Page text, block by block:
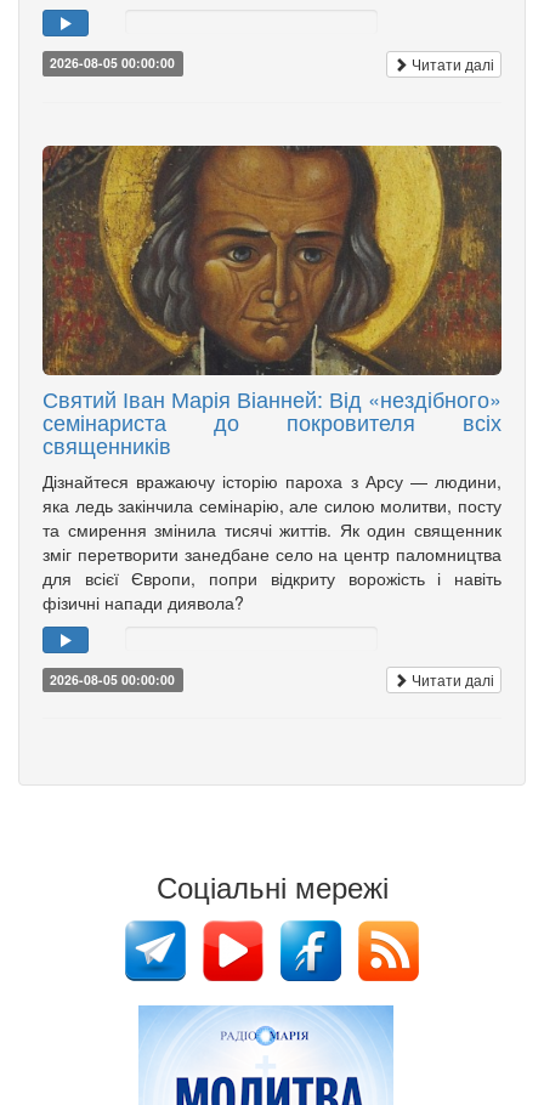
2026-08-05 00:00:00 Читати далі
Святий Іван Марія Віанней: Від «нездібного»
семінариста до покровителя всіх
священників
Дізнайтеся вражаючу історію пароха з Арсу — людини,
яка ледь закінчила семінарію, але силою молитви, посту
та смирення змінила тисячі життів. Як один священник
зміг перетворити занедбане село на центр паломництва
для всієї Європи, попри відкриту ворожість і навіть
фізичні напади диявола?
2026-08-05 00:00:00 Читати далі
Соціальні мережі